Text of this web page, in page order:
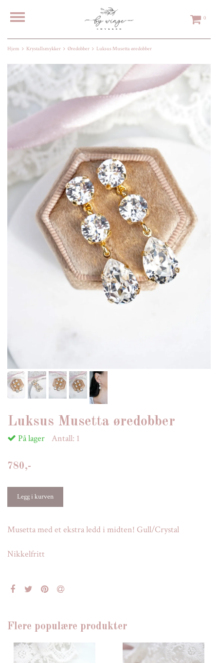
0
Hjem Krystallsmykker Øredobber Luksus Musetta øredobber
Luksus Musetta øredobber
På lager Antall: 1
780,-
Musetta med et ekstra ledd i midten! Gull/Crystal
Nikkelfritt
Flere populære produkter